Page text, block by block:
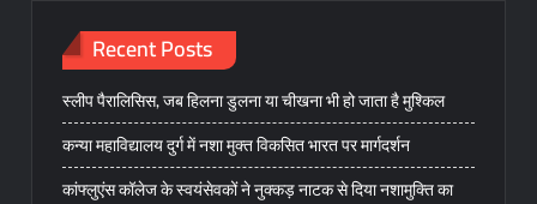
Recent Posts
स्लीप पैरालिसिस, जब हिलना डुलना या चीखना भी हो जाता है मुश्किल
कन्या महाविद्यालय दुर्ग में नशा मुक्त विकसित भारत पर मार्गदर्शन
कांफ्लुएंस कॉलेज के स्वयंसेवकों ने नुक्कड़ नाटक से दिया नशामुक्ति का